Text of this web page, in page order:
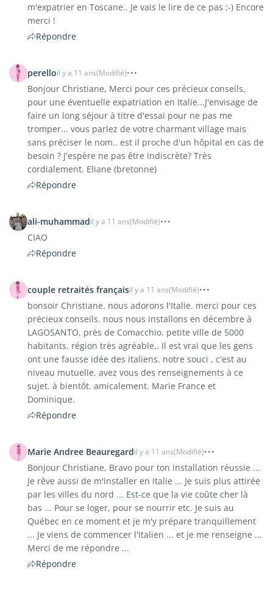
m'expatrier en Toscane.. Je vais le lire de ce pas ;-) Encore
merci !
Répondre
perelloil y a 11 ans(Modifié)
Bonjour Christiane, Merci pour ces précieux conseils,
pour une éventuelle expatriation en Italie...J'envisage de
faire un long séjour à titre d'essai pour ne pas me
tromper... vous parlez de votre charmant village mais
sans préciser le nom.. est il proche d'un hôpital en cas de
besoin ? J'espère ne pas être indiscrète? Très
cordialement. Eliane (bretonne)
Répondre
ali-muhammadil y a 11 ans(Modifié)
CIAO
Répondre
couple retraités françaisil y a 11 ans(Modifié)
bonsoir Christiane. nous adorons l'Italie. merci pour ces
précieux conseils. nous nous installons en décembre à
LAGOSANTO, près de Comacchio. petite ville de 5000
habitants. région très agréable,. Il est vrai que les gens
ont une fausse idée des italiens. notre souci , c'est au
niveau mutuelle. avez vous des renseignements à ce
sujet. à bientôt. amicalement. Marie France et
Dominique.
Répondre
Marie Andree Beauregardil y a 11 ans(Modifié)
Bonjour Christiane, Bravo pour ton installation réussie ...
Je rêve aussi de m'installer en Italie ... Je suis plus attirée
par les villes du nord ... Est-ce que la vie coûte cher là
bas ... Pour se loger, pour se nourrir etc. Je suis au
Québec en ce moment et je m'y prépare tranquillement
... Je viens de commencer l'Italien ... et je me renseigne ...
Merci de me répondre ...
Répondre